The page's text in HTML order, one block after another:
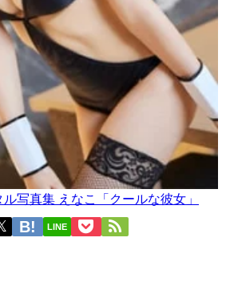
写真集 えなこ「クールな彼女」
LINE